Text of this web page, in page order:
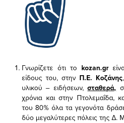
Γνωρίζετε ότι το kozan.gr
είδους του, στην Π.Ε. Κοζάνης
υλικού – ειδήσεων,σταθερά,
χρόνια και στην Πτολεμαΐδα,
του 80% όλα τα γεγονότα
δύο μεγαλύτερες πόλεις της Δ.